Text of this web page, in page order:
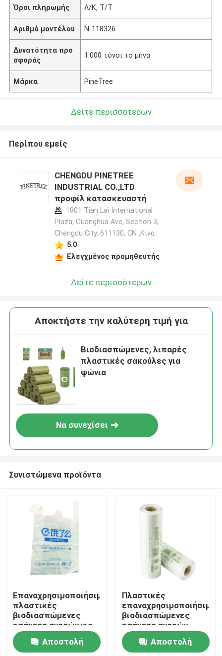
Προϊόντα
Βίντεο
Όροι πληρωμής Λ/Κ, Τ/Τ
Αριθμό μοντέλου N-118326
Δυνατότητα προ
σφοράς
1.000 τόνοι το μήνα
Μάρκα PineTree
Δείτε περισσότερων
Περίπου εμείς
CHENGDU PINETREE
INDUSTRIAL CO.,LTD
προφίλ κατασκευαστή
1801 Tian Lai International
Plaza, Guanghua Ave, Section 3,
Chengdu City, 611130, CN ,Κίνα
5.0
Ελεγχμένος προμηθευτής
Δείτε περισσότερων
Αποκτήστε την καλύτερη τιμή για
Βιοδιασπώμενες, λιπαρές
πλαστικές σακούλες για
ψώνια
Να συνεχίσει
Συνιστώμενα προϊόντα
Επαναχρησιμοποιήσιμες
πλαστικές
βιοδιασπώμενες
τσάντες αγορών για
παντοπωλεία λευκό
πράσινο χρώμα
Αποστολή
Πλαστικές
επαναχρησιμοποιήσιμες
βιοδιασπώμενες
τσάντες αγορών
Αποστολή